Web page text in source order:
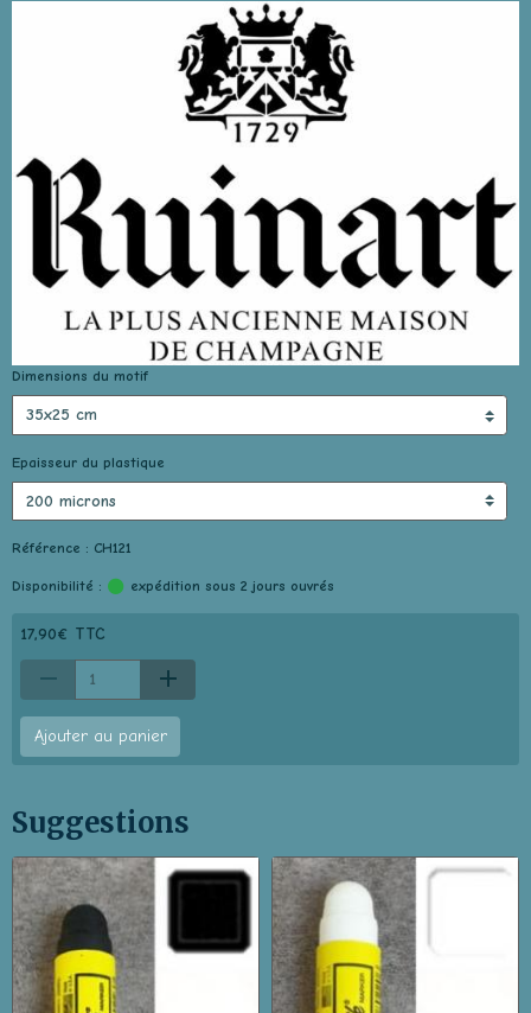
Dimensions du motif
Epaisseur du plastique
Référence : CH121
Disponibilité : expédition sous 2 jours ouvrés
17,90€ TTC
Ajouter au panier
Suggestions